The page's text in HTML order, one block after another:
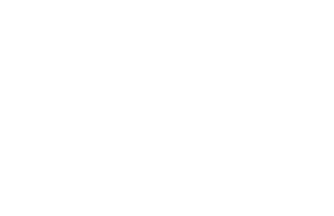
em Lisboa muda para a Casa Capitão